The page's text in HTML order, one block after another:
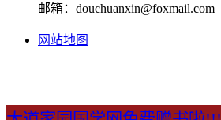
邮箱：douchuanxin@foxmail.com
网站地图